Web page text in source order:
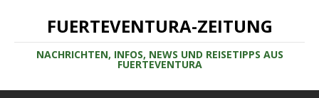
FUERTEVENTURA-ZEITUNG
NACHRICHTEN, INFOS, NEWS UND REISETIPPS AUS
FUERTEVENTURA